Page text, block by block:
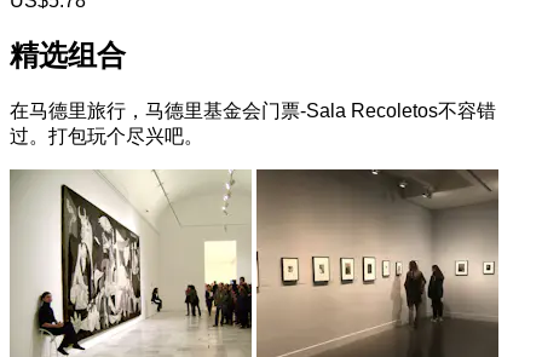
精选组合
在马德里旅行，马德里基金会门票-Sala Recoletos不容错
过。打包玩个尽兴吧。